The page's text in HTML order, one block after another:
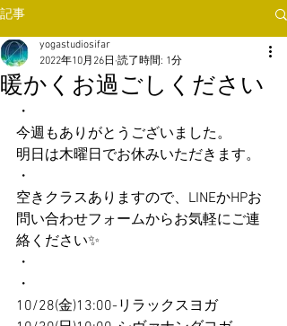
記事
暖かくお過ごしください
yogastudiosifar
2022年10月26日 読了時間: 1分
・
今週もありがとうございました。
明日は木曜日でお休みいただきます。
・
空きクラスありますので、LINEかHPお
問い合わせフォームからお気軽にご連
絡ください✨
・
・
10/28(金)13:00-リラックスヨガ